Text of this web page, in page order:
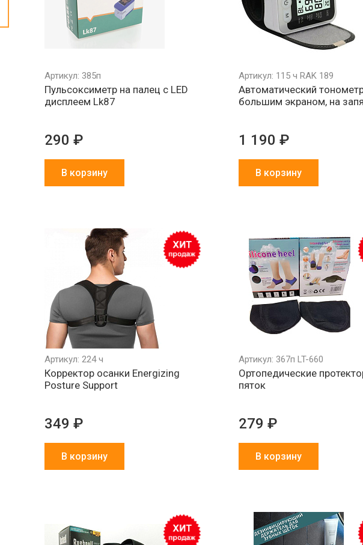
Артикул: 385п
Пульсоксиметр на палец с LED
дисплеем Lk87
290 ₽
В корзину
Артикул: 115 ч RAK 189
Автоматический
большим экраном, на
1 190 ₽
В корзину
Артикул: 224 ч
Корректор осанки Energizing
Posture Support
349 ₽
В корзину
Артикул: 367п LT-660
Ортопедические
пяток
279 ₽
В корзину